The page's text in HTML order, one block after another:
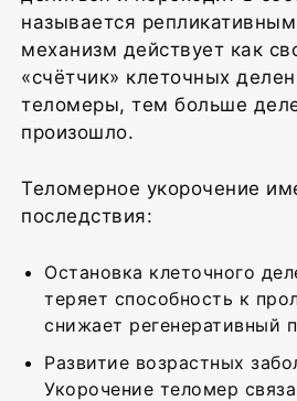
называется
механизм действует как
«счётчик» клеточных
теломеры, тем больше
произошло.
Теломерное укорочение
последствия:
Остановка клеточного
теряет способность к
снижает регенеративный
Развитие возрастных
Укорочение теломер